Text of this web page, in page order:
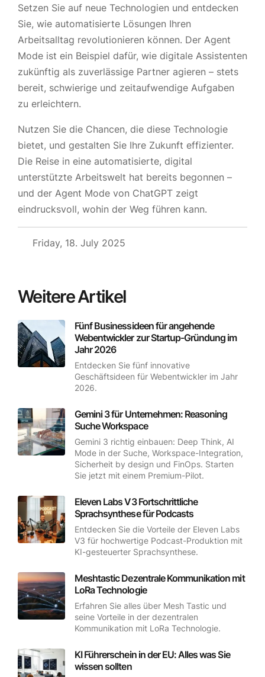
Setzen Sie auf neue Technologien und entdecken
Sie, wie automatisierte Lösungen Ihren
Arbeitsalltag revolutionieren können. Der Agent
Mode ist ein Beispiel dafür, wie digitale Assistenten
zukünftig als zuverlässige Partner agieren – stets
bereit, schwierige und zeitaufwendige Aufgaben
zu erleichtern.
Nutzen Sie die Chancen, die diese Technologie
bietet, und gestalten Sie Ihre Zukunft effizienter.
Die Reise in eine automatisierte, digital
unterstützte Arbeitswelt hat bereits begonnen –
und der Agent Mode von ChatGPT zeigt
eindrucksvoll, wohin der Weg führen kann.
Friday, 18. July 2025
Weitere Artikel
Fünf Businessideen für angehende
Webentwickler zur Startup-Gründung im
Jahr 2026
Entdecken Sie fünf innovative
Geschäftsideen für Webentwickler im Jahr
2026.
Gemini 3 für Unternehmen: Reasoning
Suche Workspace
Gemini 3 richtig einbauen: Deep Think, AI
Mode in der Suche, Workspace-Integration,
Sicherheit by design und FinOps. Starten
Sie jetzt mit einem Premium-Pilot.
Eleven Labs V3 Fortschrittliche
Sprachsynthese für Podcasts
Entdecken Sie die Vorteile der Eleven Labs
V3 für hochwertige Podcast-Produktion mit
KI-gesteuerter Sprachsynthese.
Meshtastic Dezentrale Kommunikation mit
LoRa Technologie
Erfahren Sie alles über Mesh Tastic und
seine Vorteile in der dezentralen
Kommunikation mit LoRa Technologie.
KI Führerschein in der EU: Alles was Sie
wissen sollten